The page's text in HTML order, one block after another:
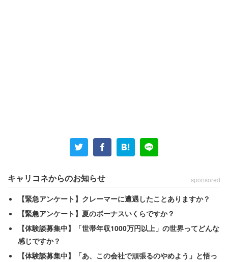
有給取って海外旅行！
キャリコネからのお知らせ sponsored
【緊急アンケート】クレーマーに遭遇したことありますか？
【緊急アンケート】夏のボーナスいくらですか？
【体験談募集中】「世帯年収1000万円以上」の世界ってどんな
感じですか？
【体験談募集中】「あ、この会社で頑張るのやめよう」と悟っ